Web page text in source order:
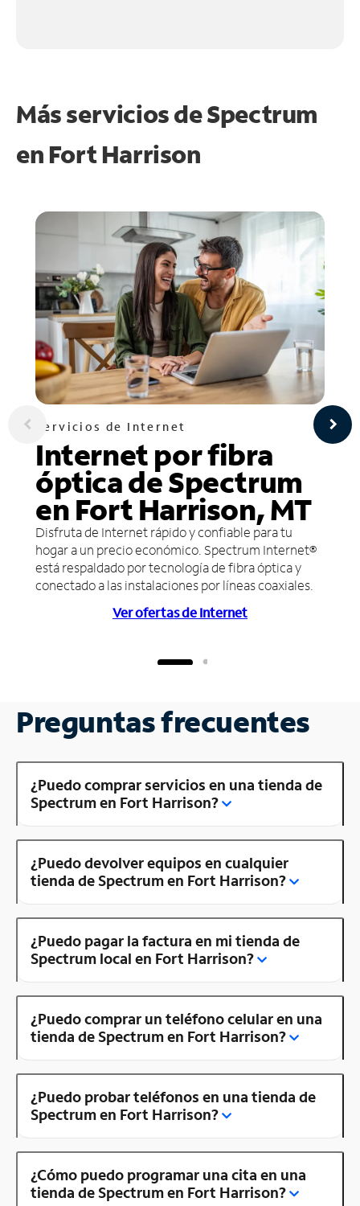
Más servicios de Spectrum
en Fort Harrison
Servicios de Internet
Internet por fibra
óptica de Spectrum
en Fort Harrison, MT
Disfruta de Internet rápido y confiable para tu
hogar a un precio económico. Spectrum Internet®
está respaldado por tecnología de fibra óptica y
conectado a las instalaciones por líneas coaxiales.
Ver ofertas de Internet
Preguntas frecuentes
¿Puedo comprar servicios en una tienda de
Spectrum en Fort Harrison?
¿Puedo devolver equipos en cualquier
tienda de Spectrum en Fort Harrison?
¿Puedo pagar la factura en mi tienda de
Spectrum local en Fort Harrison?
¿Puedo comprar un teléfono celular en una
tienda de Spectrum en Fort Harrison?
¿Puedo probar teléfonos en una tienda de
Spectrum en Fort Harrison?
¿Cómo puedo programar una cita en una
tienda de Spectrum en Fort Harrison?